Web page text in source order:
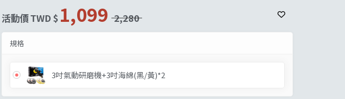
活動價TWD $ 1,099 2,280
規格
3吋氣動研磨機+3吋海綿(黑/黃)*2